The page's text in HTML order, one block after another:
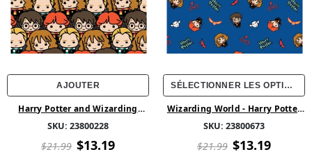
AJOUTER
Harry Potter and Wizarding
Kawaii - Multi
SKU: 23800228
$21.99 $13.19
SÉLECTIONNER LES OPTIONS
Wizarding World - Harry Potter
multidirectionnel
SKU: 23800673
$21.99 $13.19